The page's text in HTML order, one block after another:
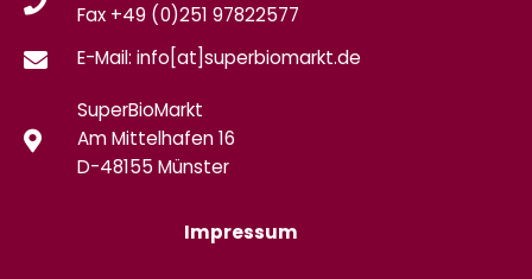
Fax +49 (0)251 97822577
E-Mail: info[at]superbiomarkt.de
SuperBioMarkt
Am Mittelhafen 16
D-48155 Münster
Impressum